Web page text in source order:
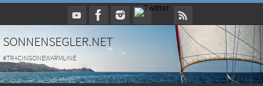
Inhalt
springen
SONNENSEGLER.NET
#TRACINGONEWARMLINE